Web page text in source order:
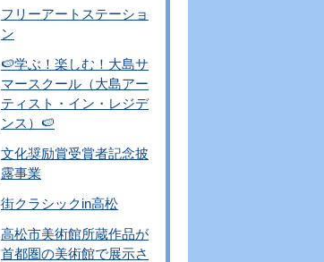
フリーアートステーショ
ン
🍉学ぶ！楽しむ！大島サ
マースクール（大島アー
ティスト・イン・レジデ
ンス）🍉
文化奨励賞受賞者記念披
露事業
街クラシックin高松
高松市美術館所蔵作品が
首都圏の美術館で展示さ